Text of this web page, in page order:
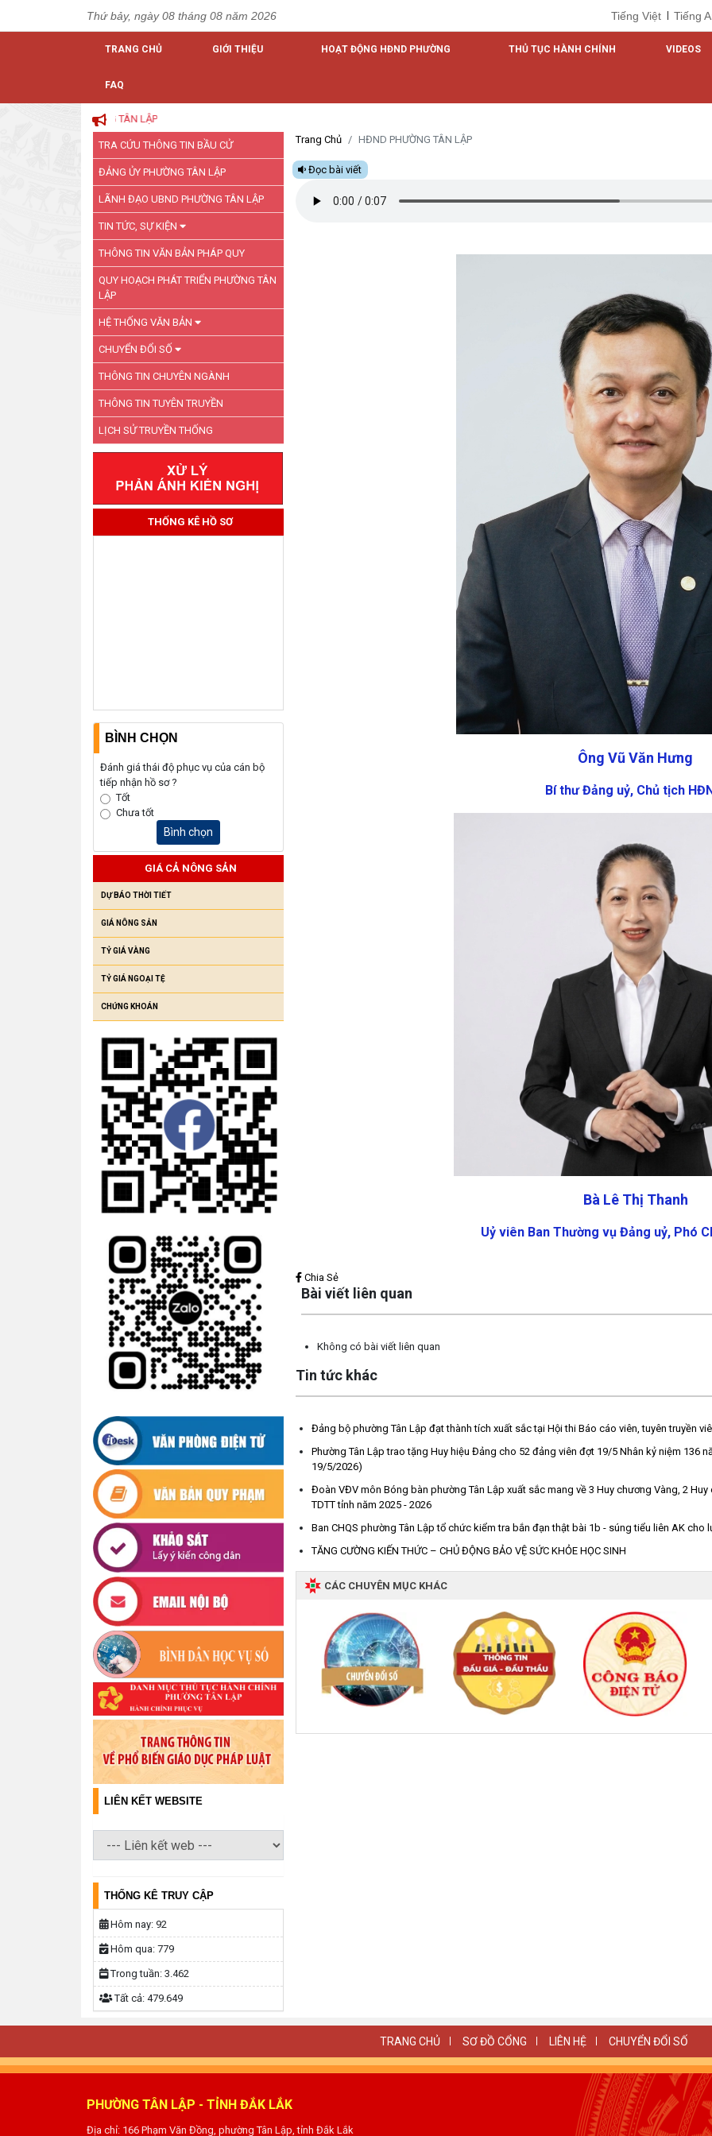
Thứ bảy, ngày 08 tháng 08 năm 2026 Tiếng Việt Tiếng
TRANG CHỦ GIỚI THIỆU HOẠT ĐỘNG HĐND PHƯỜNG THỦ TỤC HÀNH CHÍNH VIDEOS
FAQ
TRA CỨU THÔNG TIN BẦU CỬ
ĐẢNG ỦY PHƯỜNG TÂN LẬP
LÃNH ĐẠO UBND PHƯỜNG TÂN LẬP
TIN TỨC, SỰ KIỆN
THÔNG TIN VĂN BẢN PHÁP QUY
QUY HOẠCH PHÁT TRIỂN PHƯỜNG TÂN
LẬP
HỆ THỐNG VĂN BẢN
CHUYỂN ĐỔI SỐ
THÔNG TIN CHUYÊN NGÀNH
THÔNG TIN TUYÊN TRUYỀN
LỊCH SỬ TRUYỀN THỐNG
THỐNG KÊ HỒ SƠ
BÌNH CHỌN
Đánh giá thái độ phục vụ của cán bộ
tiếp nhận hồ sơ ?
Tốt
Chưa tốt
Bình chọn
GIÁ CẢ NÔNG SẢN
DỰ BÁO THỜI TIẾT
GIÁ NÔNG SẢN
TỶ GIÁ VÀNG
TỶ GIÁ NGOẠI TỆ
CHỨNG KHOÁN
LIÊN KẾT WEBSITE
THỐNG KÊ TRUY CẬP
Hôm nay: 92
Hôm qua: 779
Trong tuần: 3.462
Tất cả: 479.649
Trang Chủ HĐND PHƯỜNG TÂN LẬP
Đọc bài viết
Ông Vũ Văn Hưng
Bí thư Đảng uỷ, Chủ tịch
Bà Lê Thị Thanh
Uỷ viên Ban Thường vụ Đảng uỷ, Phó
Chia Sẻ
Bài viết liên quan
Không có bài viết liên quan
Tin tức khác
Đảng bộ phường Tân Lập đạt thành tích xuất sắc tại Hội thi Báo cáo viên, tuyên truyền
Phường Tân Lập trao tặng Huy hiệu Đảng cho 52 đảng viên đợt 19/5 Nhân kỷ niệm 136
19/5/2026)
Đoàn VĐV môn Bóng bàn phường Tân Lập xuất sắc mang về 3 Huy chương Vàng, 2
TDTT tỉnh năm 2025 - 2026
Ban CHQS phường Tân Lập tổ chức kiểm tra bắn đạn thật bài 1b - súng tiểu liên AK
TĂNG CƯỜNG KIẾN THỨC – CHỦ ĐỘNG BẢO VỆ SỨC KHỎE HỌC SINH
CÁC CHUYÊN MỤC KHÁC
TRANG CHỦ SƠ ĐỒ CỔNG LIÊN HỆ CHUYỂN ĐỔI SỐ
PHƯỜNG TÂN LẬP - TỈNH ĐẮK LẮK
Địa chỉ: 166 Phạm Văn Đồng, phường Tân Lập, tỉnh Đắk Lắk